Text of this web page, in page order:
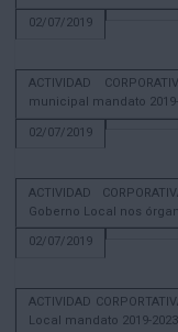
02/07/2019
ACTIVIDAD
municipal mandato 2019-
02/07/2019
ACTIVIDAD
Goberno Local nos
02/07/2019
ACTIVIDAD
Local mandato 2019-2023